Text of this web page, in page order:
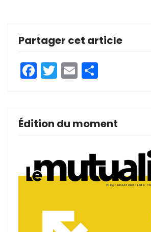
Partager cet article
Facebook
Twitter
Email
Édition du moment